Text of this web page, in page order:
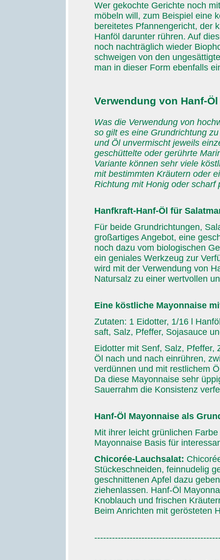
Wer gekochte Gerichte noch
möbeln will, zum Beispiel eine
bereitetes Pfannengericht, der
Hanföl darunter rühren. Auf
noch nachträglich wieder
schweigen von den
man in dieser Form ebenfalls
Verwendung von Hanf-
Was die Verwendung von
so gilt es eine Grundrichtung
und Öl unvermischt jeweils
geschüttelte oder gerührte
Variante können sehr viele
mit bestimmten Kräutern oder
Richtung mit Honig oder scharf
Hanfkraft-Hanf-Öl für
Für beide Grundrichtungen,
großartiges Angebot, eine
noch dazu vom biologischen
ein geniales Werkzeug zur
wird mit der Verwendung von
Natursalz zu einer wertvollen
Eine köstliche Mayonnaise
Zutaten: 1 Eidotter, 1/16 l
saft, Salz, Pfeffer, Sojasauce
Eidotter mit Senf, Salz, Pfeffer,
Öl nach und nach einrühren,
verdünnen und mit restlichem
Da diese Mayonnaise sehr
Sauerrahm die Konsistenz
Hanf-Öl Mayonnaise als
Mit ihrer leicht grünlichen
Mayonnaise Basis für
Chicorée-Lauchsalat:
Stückeschneiden, feinnudelig
geschnittenen Apfel dazu
ziehenlassen. Hanf-Öl
Knoblauch und frischen
Beim Anrichten mit gerösteten